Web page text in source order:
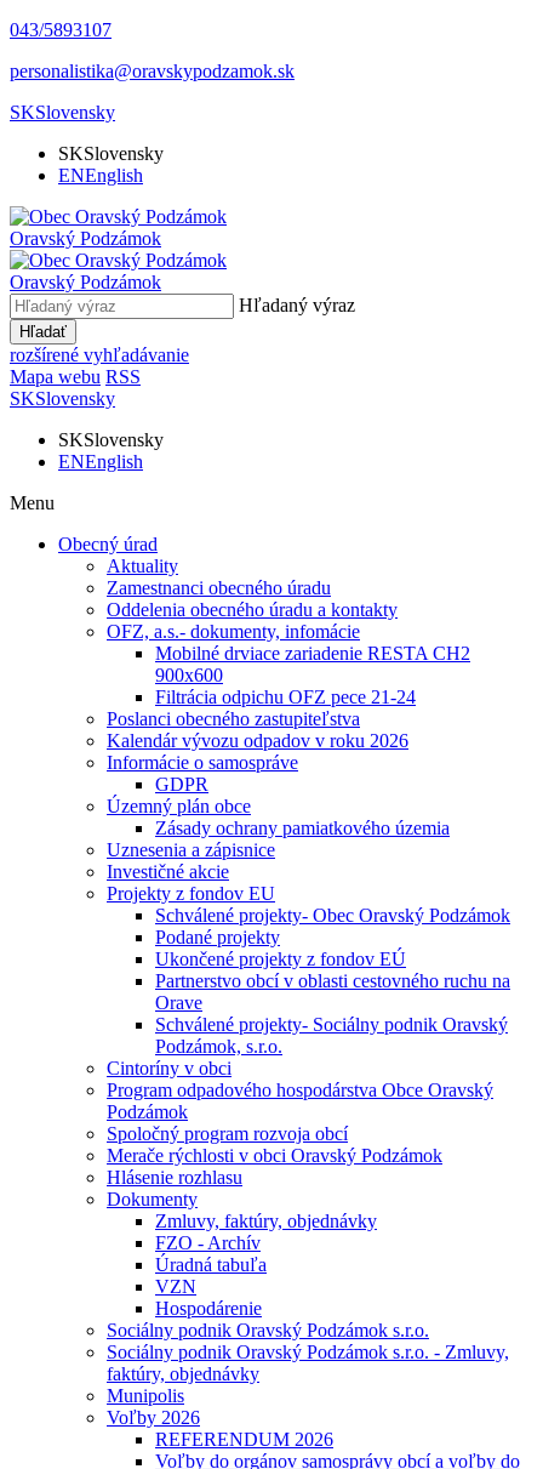
043/5893107
personalistika@oravskypodzamok.sk
SKSlovensky
SKSlovensky
ENEnglish
Oravský Podzámok
Oravský Podzámok
Hľadaný výraz
Hľadať
rozšírené vyhľadávanie
Mapa webu RSS
SKSlovensky
SKSlovensky
ENEnglish
Menu
Obecný úrad
Aktuality
Zamestnanci obecného úradu
Oddelenia obecného úradu a kontakty
OFZ, a.s.- dokumenty, infomácie
Mobilné drviace zariadenie RESTA CH2
900x600
Filtrácia odpichu OFZ pece 21-24
Poslanci obecného zastupiteľstva
Kalendár vývozu odpadov v roku 2026
Informácie o samospráve
GDPR
Územný plán obce
Zásady ochrany pamiatkového územia
Uznesenia a zápisnice
Investičné akcie
Projekty z fondov EU
Schválené projekty- Obec Oravský Podzámok
Podané projekty
Ukončené projekty z fondov EÚ
Partnerstvo obcí v oblasti cestovného ruchu na
Orave
Schválené projekty- Sociálny podnik Oravský
Podzámok, s.r.o.
Cintoríny v obci
Program odpadového hospodárstva Obce Oravský
Podzámok
Spoločný program rozvoja obcí
Merače rýchlosti v obci Oravský Podzámok
Hlásenie rozhlasu
Dokumenty
Zmluvy, faktúry, objednávky
FZO - Archív
Úradná tabuľa
VZN
Hospodárenie
Sociálny podnik Oravský Podzámok s.r.o.
Sociálny podnik Oravský Podzámok s.r.o. - Zmluvy,
faktúry, objednávky
Munipolis
Voľby 2026
REFERENDUM 2026
Voľby do orgánov samosprávy obcí a voľby do